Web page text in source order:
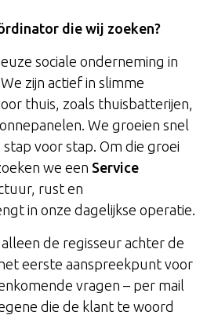
die wij zoeken?
sociale onderneming in
zijn actief in slimme
thuis, zoals thuisbatterijen,
We groeien snel
voor stap. Om die groei
we een Service
rust en
in onze dagelijkse operatie.
de regisseur achter de
eerste aanspreekpunt voor
vragen – per mail
die de klant te woord